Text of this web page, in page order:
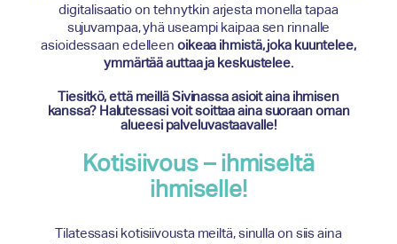
digitalisaatio on tehnytkin arjesta monella tapaa
sujuvampaa, yhä useampi kaipaa sen rinnalle
asioidessaan edelleen oikeaa ihmistä, joka kuuntelee,
ymmärtää auttaa ja keskustelee.
Tiesitkö, että meillä Sivinassa asioit aina ihmisen
kanssa? Halutessasi voit soittaa aina suoraan oman
alueesi palveluvastaavalle!
Kotisiivous – ihmiseltä
ihmiselle!
Tilatessasi kotisiivousta meiltä, sinulla on siis aina